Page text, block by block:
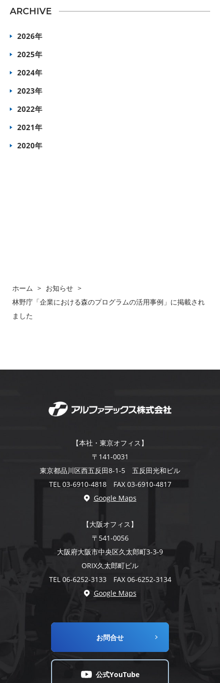
ARCHIVE
2026年
2025年
2024年
2023年
2022年
2021年
2020年
ホーム > お知らせ >
林野庁「企業における森のプログラムの活用事例」に掲載され
ました
【本社・東京オフィス】
〒141-0031
東京都品川区西五反田8-1-5 五反田光和ビル
TEL 03-6910-4818 FAX 03-6910-4817
Google Maps
【大阪オフィス】
〒541-0056
大阪府大阪市中央区久太郎町3-3-9
ORIX久太郎町ビル
TEL 06-6252-3133 FAX 06-6252-3134
Google Maps
お問合せ
公式YouTube